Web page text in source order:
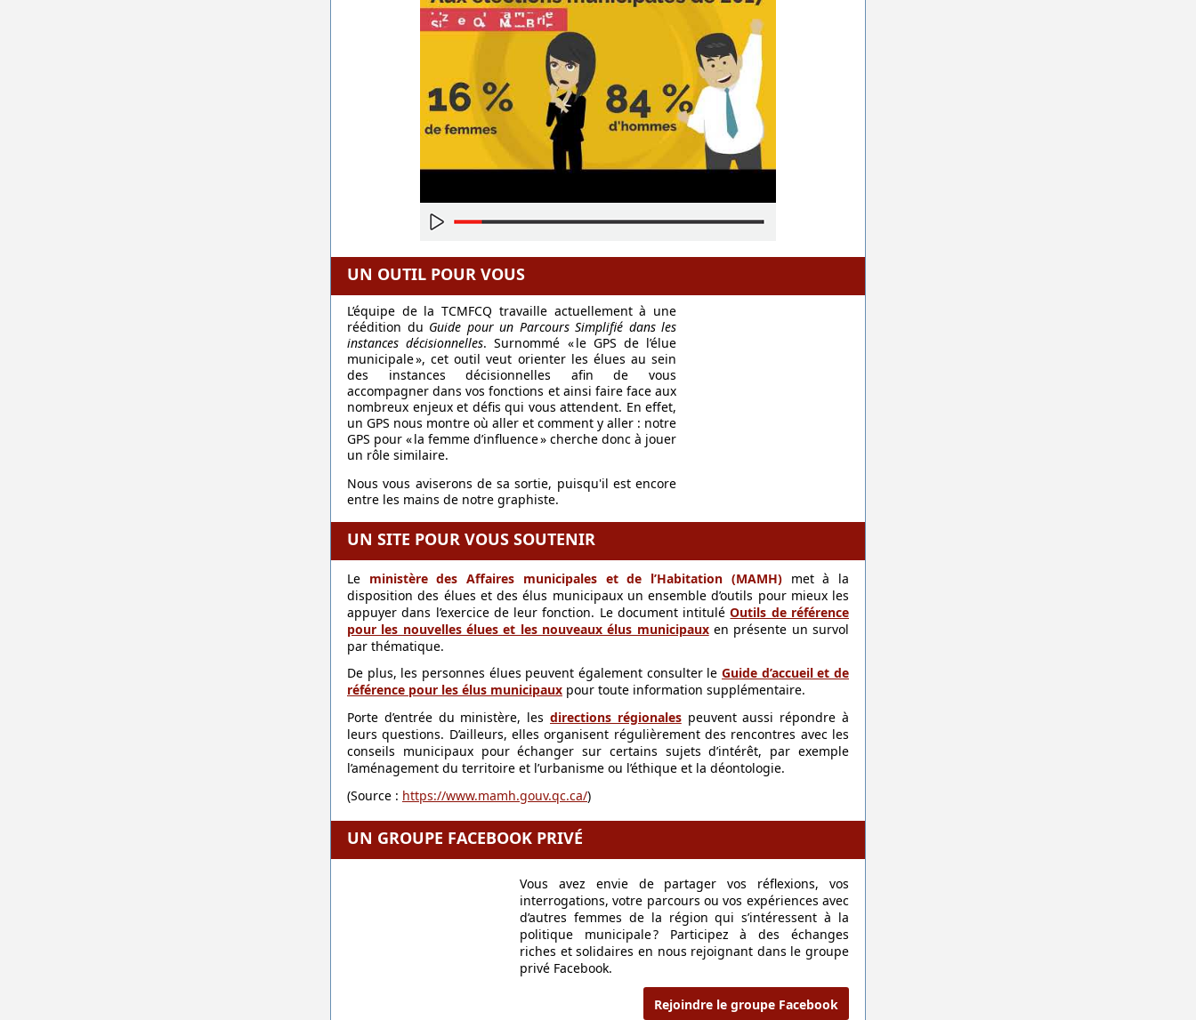
UN OUTIL POUR VOUS
L’équipe de la TCMFCQ travaille actuellement à une
réédition du Guide pour un Parcours Simplifié dans les
instances décisionnelles. Surnommé « le GPS de l’élue
municipale », cet outil veut orienter les élues au sein
des instances décisionnelles afin de vous
accompagner dans vos fonctions et ainsi faire face aux
nombreux enjeux et défis qui vous attendent. En effet,
un GPS nous montre où aller et comment y aller : notre
GPS pour « la femme d’influence » cherche donc à jouer
un rôle similaire.
Nous vous aviserons de sa sortie, puisqu'il est encore
entre les mains de notre graphiste.
UN SITE POUR VOUS SOUTENIR
Le ministère des Affaires municipales et de l’Habitation (MAMH) met à la
disposition des élues et des élus municipaux un ensemble d’outils pour mieux les
appuyer dans l’exercice de leur fonction. Le document intituléOutils de référence
pour les nouvelles élues et les nouveaux élus municipaux en présente un survol
par thématique.
De plus, les personnes élues peuvent également consulter leGuide d’accueil et de
référence pour les élus municipaux pour toute information supplémentaire.
Porte d’entrée du ministère, les directions régionales peuvent aussi répondre à
leurs questions. D’ailleurs, elles organisent régulièrement des rencontres avec les
conseils municipaux pour échanger sur certains sujets d’intérêt, par exemple
l’aménagement du territoire et l’urbanisme ou l’éthique et la déontologie.
(Source : https://www.mamh.gouv.qc.ca/)
UN GROUPE FACEBOOK PRIVÉ
Vous avez envie de partager vos réflexions, vos
interrogations, votre parcours ou vos expériences avec
d’autres femmes de la région qui s’intéressent à la
politique municipale ? Participez à des échanges
riches et solidaires en nous rejoignant dans le groupe
privé Facebook.
Rejoindre le groupe Facebook